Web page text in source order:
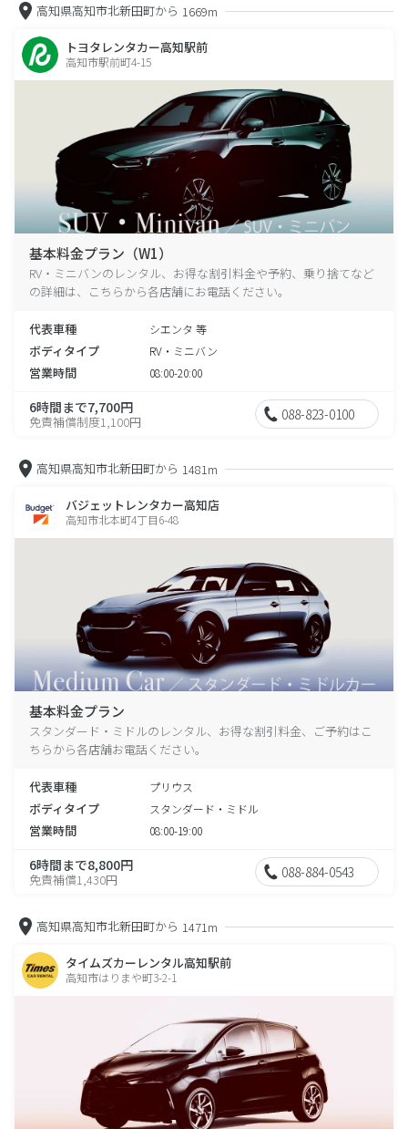
高知県高知市北新田町から 1669m
トヨタレンタカー高知駅前
高知市駅前町4-15
基本料金プラン（W1）
RV・ミニバンのレンタル、お得な割引料金や予約、乗り捨てなど
の詳細は、こちらから各店舗にお電話ください。
代表車種 シエンタ 等
ボディタイプ RV・ミニバン
営業時間 08:00-20:00
6時間まで7,700円
免責補償制度1,100円 088-823-0100
高知県高知市北新田町から 1481m
バジェットレンタカー高知店
高知市北本町4丁目6-48
基本料金プラン
スタンダード・ミドルのレンタル、お得な割引料金、ご予約はこ
ちらから各店舗お電話ください。
代表車種 プリウス
ボディタイプ スタンダード・ミドル
営業時間 08:00-19:00
6時間まで8,800円
免責補償1,430円 088-884-0543
高知県高知市北新田町から 1471m
タイムズカーレンタル高知駅前
高知市はりまや町3-2-1